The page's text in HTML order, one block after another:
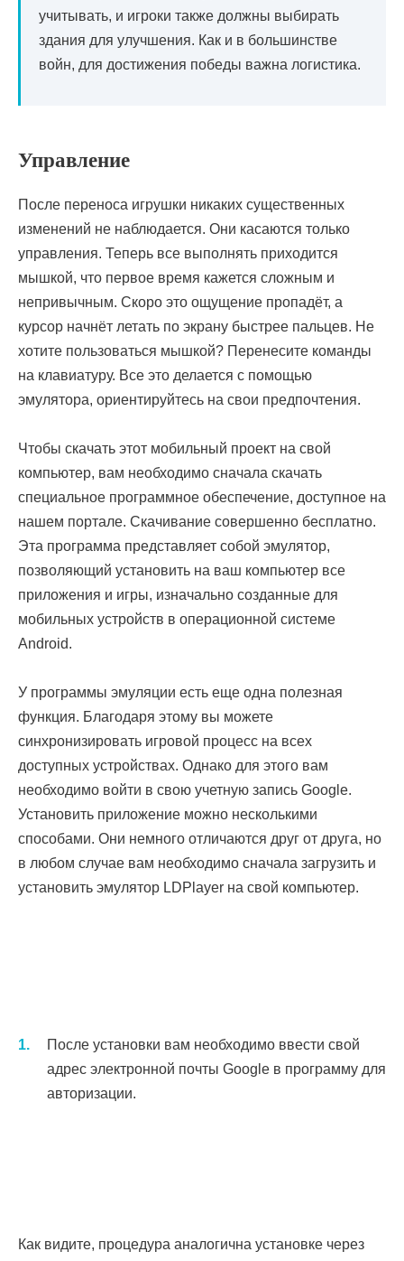
учитывать, и игроки также должны выбирать
здания для улучшения. Как и в большинстве
войн, для достижения победы важна логистика.
Управление
После переноса игрушки никаких существенных
изменений не наблюдается. Они касаются только
управления. Теперь все выполнять приходится
мышкой, что первое время кажется сложным и
непривычным. Скоро это ощущение пропадёт, а
курсор начнёт летать по экрану быстрее пальцев. Не
хотите пользоваться мышкой? Перенесите команды
на клавиатуру. Все это делается с помощью
эмулятора, ориентируйтесь на свои предпочтения.
Чтобы скачать этот мобильный проект на свой
компьютер, вам необходимо сначала скачать
специальное программное обеспечение, доступное на
нашем портале. Скачивание совершенно бесплатно.
Эта программа представляет собой эмулятор,
позволяющий установить на ваш компьютер все
приложения и игры, изначально созданные для
мобильных устройств в операционной системе
Android.
У программы эмуляции есть еще одна полезная
функция. Благодаря этому вы можете
синхронизировать игровой процесс на всех
доступных устройствах. Однако для этого вам
необходимо войти в свою учетную запись Google.
Установить приложение можно несколькими
способами. Они немного отличаются друг от друга, но
в любом случае вам необходимо сначала загрузить и
установить эмулятор LDPlayer на свой компьютер.
После установки вам необходимо ввести свой
адрес электронной почты Google в программу для
авторизации.
Как видите, процедура аналогична установке через